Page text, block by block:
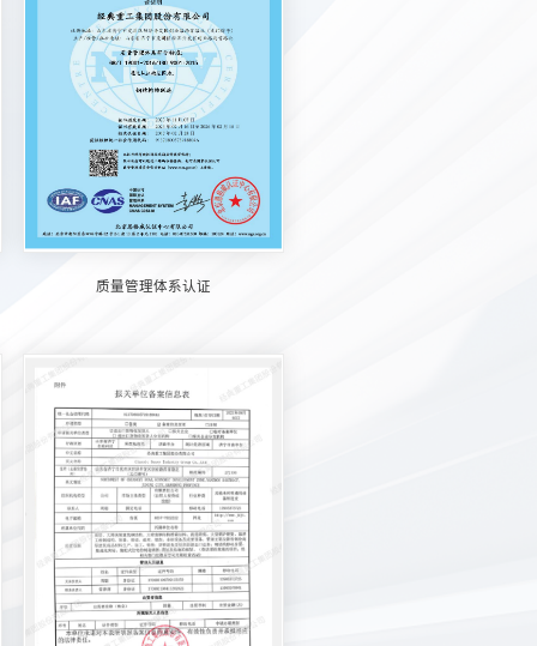
质量管理体系认证